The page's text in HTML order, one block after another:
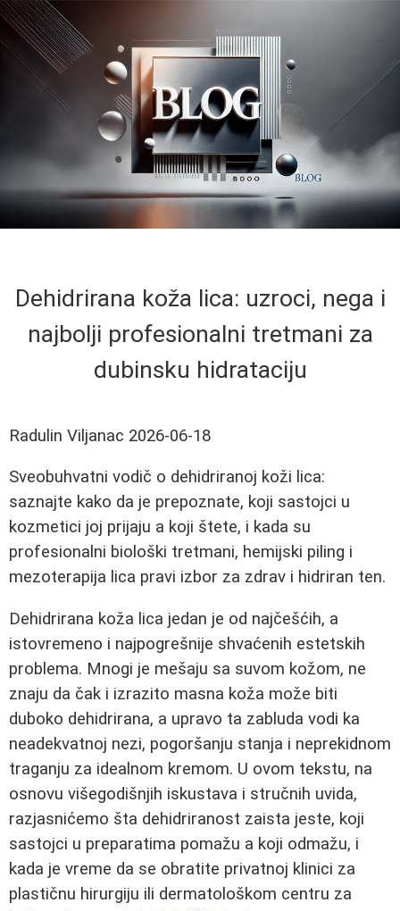
Dehidrirana koža lica: uzroci, nega i
najbolji profesionalni tretmani za
dubinsku hidrataciju
Radulin Viljanac 2026-06-18
Sveobuhvatni vodič o dehidriranoj koži lica:
saznajte kako da je prepoznate, koji sastojci u
kozmetici joj prijaju a koji štete, i kada su
profesionalni biološki tretmani, hemijski piling i
mezoterapija lica pravi izbor za zdrav i hidriran ten.
Dehidrirana koža lica jedan je od najčešćih, a
istovremeno i najpogrešnije shvaćenih estetskih
problema. Mnogi je mešaju sa suvom kožom, ne
znaju da čak i izrazito masna koža može biti
duboko dehidrirana, a upravo ta zabluda vodi ka
neadekvatnoj nezi, pogoršanju stanja i neprekidnom
traganju za idealnom kremom. U ovom tekstu, na
osnovu višegodišnjih iskustava i stručnih uvida,
razjasnićemo šta dehidriranost zaista jeste, koji
sastojci u preparatima pomažu a koji odmažu, i
kada je vreme da se obratite privatnoj klinici za
plastičnu hirurgiju ili dermatološkom centru za